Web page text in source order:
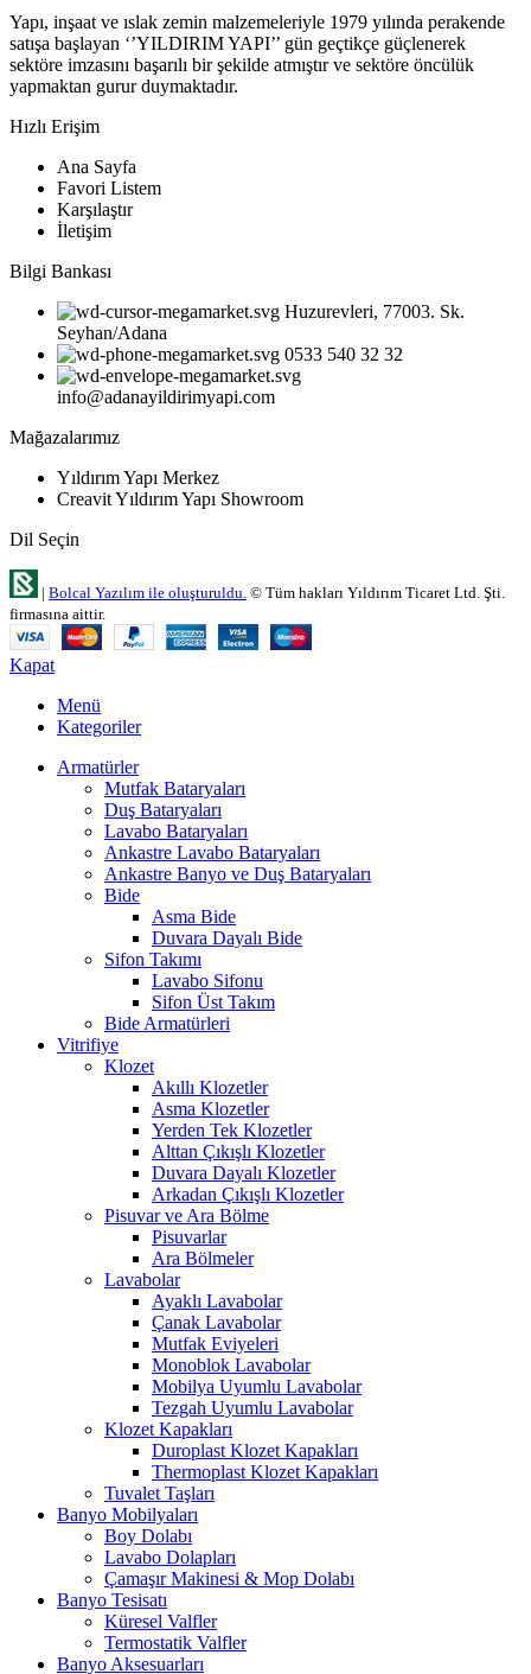
Yapı, inşaat ve ıslak zemin malzemeleriyle 1979 yılında perakende
satışa başlayan ‘’YILDIRIM YAPI’’ gün geçtikçe güçlenerek
sektöre imzasını başarılı bir şekilde atmıştır ve sektöre öncülük
yapmaktan gurur duymaktadır.
Hızlı Erişim
Ana Sayfa
Favori Listem
Karşılaştır
İletişim
Bilgi Bankası
Huzurevleri, 77003. Sk.
Seyhan/Adana
0533 540 32 32
info@adanayildirimyapi.com
Mağazalarımız
Yıldırım Yapı Merkez
Creavit Yıldırım Yapı Showroom
Dil Seçin
| Bolcal Yazılım ile oluşturuldu. © Tüm hakları Yıldırım Ticaret Ltd. Şti.
firmasına aittir.
Kapat
Menü
Kategoriler
Armatürler
Mutfak Bataryaları
Duş Bataryaları
Lavabo Bataryaları
Ankastre Lavabo Bataryaları
Ankastre Banyo ve Duş Bataryaları
Bide
Asma Bide
Duvara Dayalı Bide
Sifon Takımı
Lavabo Sifonu
Sifon Üst Takım
Bide Armatürleri
Vitrifiye
Klozet
Akıllı Klozetler
Asma Klozetler
Yerden Tek Klozetler
Alttan Çıkışlı Klozetler
Duvara Dayalı Klozetler
Arkadan Çıkışlı Klozetler
Pisuvar ve Ara Bölme
Pisuvarlar
Ara Bölmeler
Lavabolar
Ayaklı Lavabolar
Çanak Lavabolar
Mutfak Eviyeleri
Monoblok Lavabolar
Mobilya Uyumlu Lavabolar
Tezgah Uyumlu Lavabolar
Klozet Kapakları
Duroplast Klozet Kapakları
Thermoplast Klozet Kapakları
Tuvalet Taşları
Banyo Mobilyaları
Boy Dolabı
Lavabo Dolapları
Çamaşır Makinesi & Mop Dolabı
Banyo Tesisatı
Küresel Valfler
Termostatik Valfler
Banyo Aksesuarları